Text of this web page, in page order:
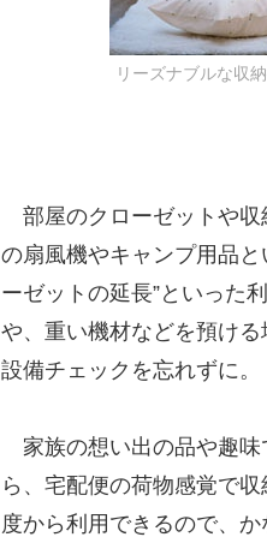
リーズナブルな収
部屋のクローゼットや収
の扇風機やキャンプ用品
ーゼットの延長”といった
や、重い機材などを預け
設備チェックを忘れずに。
家族の想い出の品や趣味
ら、宅配便の荷物感覚で
度から利用できるので、